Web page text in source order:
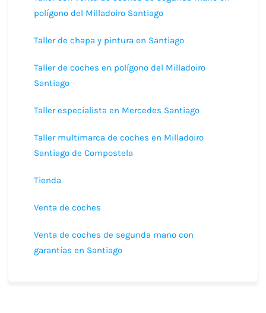
polígono del Milladoiro Santiago
Taller de chapa y pintura en Santiago
Taller de coches en polígono del Milladoiro
Santiago
Taller especialista en Mercedes Santiago
Taller multimarca de coches en Milladoiro
Santiago de Compostela
Tienda
Venta de coches
Venta de coches de segunda mano con
garantías en Santiago